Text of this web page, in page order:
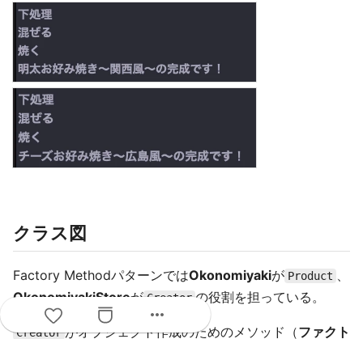
クラス図
Factory MethodパターンではOkonomiyakiが Product 、
OkonomiyakiStoreが Creator の役割を担っている。
Creator がオブジェクト作成のためのメソッド（ファクト
more_horiz